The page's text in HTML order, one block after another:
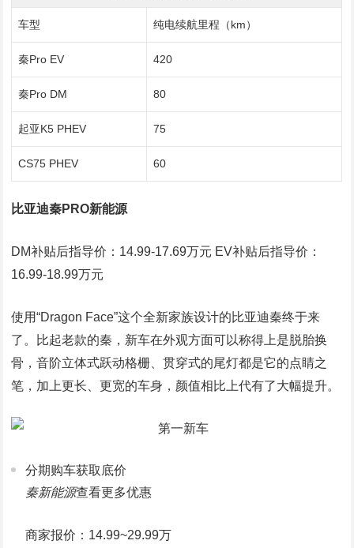
车型 纯电续航里程（km）
秦Pro EV 420
秦Pro DM 80
起亚K5 PHEV 75
CS75 PHEV 60
比亚迪秦PRO新能源
DM补贴后指导价：14.99-17.69万元 EV补贴后指导价：
16.99-18.99万元
使用“Dragon Face”这个全新家族设计的比亚迪秦终于来
了。比起老款的秦，新车在外观方面可以称得上是脱胎换
骨，音阶立体式跃动格栅、贯穿式的尾灯都是它的点睛之
笔，加上更长、更宽的车身，颜值相比上代有了大幅提升。
分期购车获取底价
秦新能源查看更多优惠
商家报价：14.99~29.99万